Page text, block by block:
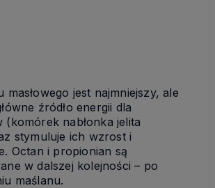
masłowego jest najmniejszy, ale
źródło energii dla
nabłonka jelita
stymuluje ich wzrost i
Octan i propionian są
w dalszej kolejności – po
maślanu.